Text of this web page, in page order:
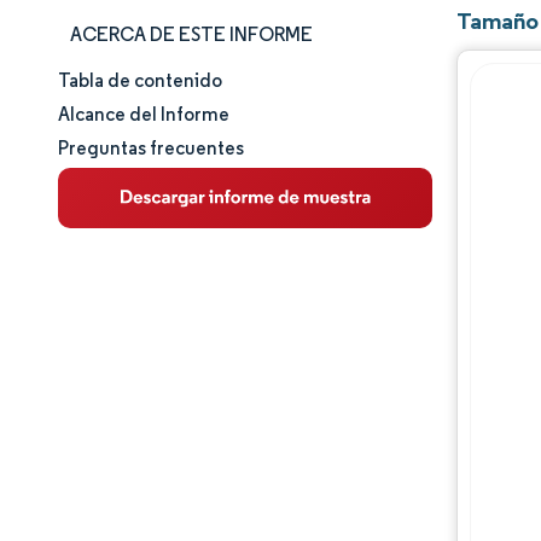
ACERCA DE ESTE INFORME
Tamaño y cuota de mercado
Análisis de mercado
Tendencias e ideas
Tabla de contenido
Alcance del Informe
Preguntas frecuentes